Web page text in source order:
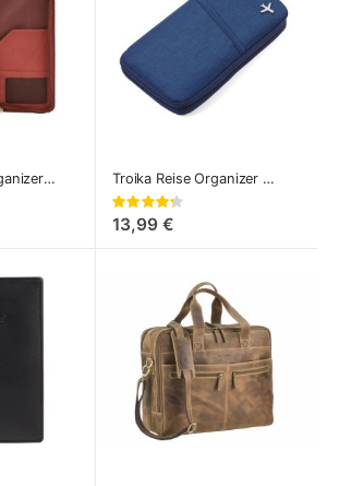
Visconti Reiseorganizer aus Leder
Troika Reise Organizer Safe Flight
Bewertung:
85%
13,99 €